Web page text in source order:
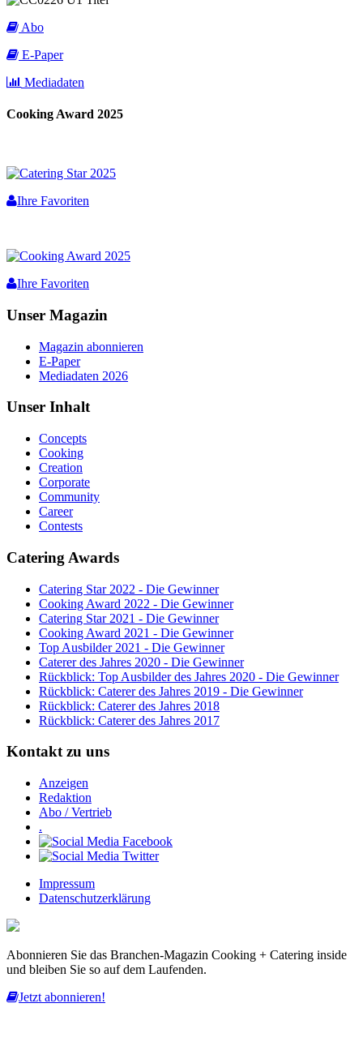
Abo
E-Paper
Mediadaten
Cooking Award 2025
Ihre Favoriten
Ihre Favoriten
Unser Magazin
Magazin abonnieren
E-Paper
Mediadaten 2026
Unser Inhalt
Concepts
Cooking
Creation
Corporate
Community
Career
Contests
Catering Awards
Catering Star 2022 - Die Gewinner
Cooking Award 2022 - Die Gewinner
Catering Star 2021 - Die Gewinner
Cooking Award 2021 - Die Gewinner
Top Ausbilder 2021 - Die Gewinner
Caterer des Jahres 2020 - Die Gewinner
Rückblick: Top Ausbilder des Jahres 2020 - Die Gewinner
Rückblick: Caterer des Jahres 2019 - Die Gewinner
Rückblick: Caterer des Jahres 2018
Rückblick: Caterer des Jahres 2017
Kontakt zu uns
Anzeigen
Redaktion
Abo / Vertrieb
.
Impressum
Datenschutzerklärung
Abonnieren Sie das Branchen-Magazin Cooking + Catering inside
und bleiben Sie so auf dem Laufenden.
Jetzt abonnieren!